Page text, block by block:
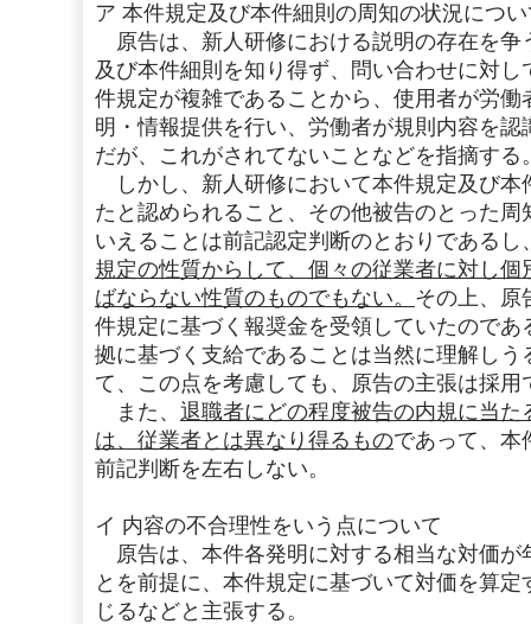
ア 本件規定及び本件細則の周知の状況につ
原告は、新人研修における説明の存在を争
及び本件細則を知り得ず、問い合わせに対
件規定が複雑であることから、使用者が労
明・情報提供を行い、労働者が規則内容を
だが、これがされてないことなどを指摘する
しかし、新人研修において本件規定及び本
たと認められること、その他被告のとった
いえることは前記認定判断のとおりであるし
規定の性質からして、個々の従業者に対し
ばならない性質のものでもない。 その上、原
件規定に基づく報奨金を受領していたので
拠に基づく支給であることは当然に理解しう
て、この点を考慮しても、原告の主張は採用
また、 退職者にどの程度被告の内規に当
は、従業者とは異なり得るものであって、本
前記判断を左右しない。
イ 内容の不合理性をいう点について
原告は、本件各発明に対する相当な対価が
とを前提に、本件規定に基づいて対価を算
じるなどと主張する。